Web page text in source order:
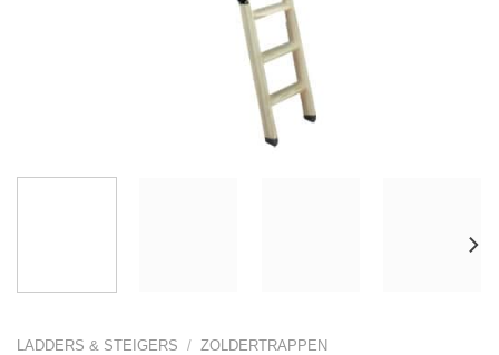
LADDERS & STEIGERS / ZOLDERTRAPPEN